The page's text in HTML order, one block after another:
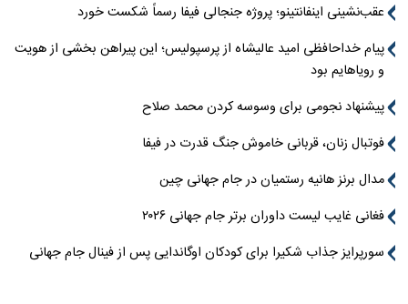
عقب‌نشینی اینفانتینو؛ پروژه جنجالی فیفا رسماً شکست خورد
پیام خداحافظی امید عالیشاه از پرسپولیس؛ این پیراهن بخشی از هویت
و رویاهایم بود
پیشنهاد نجومی برای وسوسه کردن محمد صلاح
فوتبال زنان، قربانی خاموش جنگ قدرت در فیفا
مدال برنز هانیه رستمیان در جام جهانی چین
فغانی غایب لیست داوران برتر جام جهانی ۲۰۲۶
سورپرایز جذاب شکیرا برای کودکان اوگاندایی پس از فینال جام جهانی